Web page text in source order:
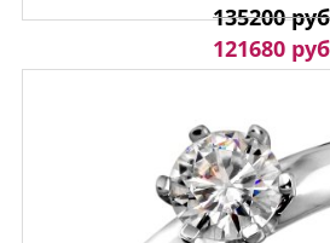
135200 руб
121680 руб